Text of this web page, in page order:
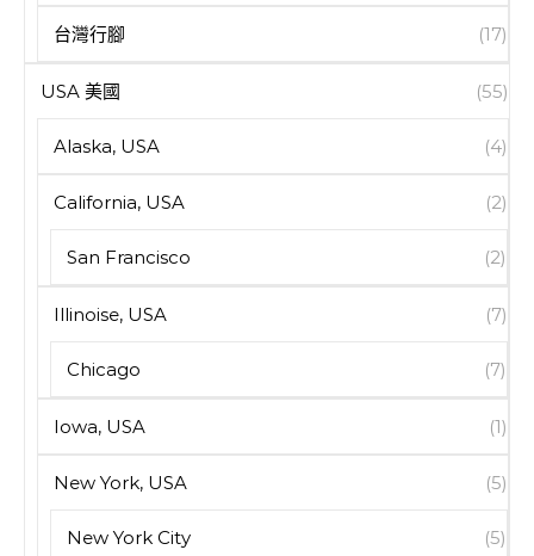
台灣行腳 (17)
USA 美國 (55)
Alaska, USA (4)
California, USA (2)
San Francisco (2)
Illinoise, USA (7)
Chicago (7)
Iowa, USA (1)
New York, USA (5)
New York City (5)